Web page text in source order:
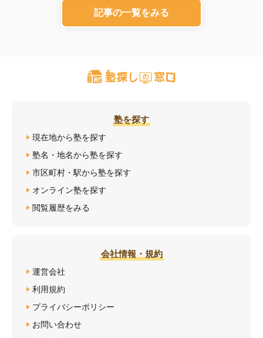
記事の一覧をみる
塾を探す
現在地から塾を探す
塾名・地名から塾を探す
市区町村・駅から塾を探す
オンライン塾を探す
閲覧履歴をみる
会社情報・規約
運営会社
利用規約
プライバシーポリシー
お問い合わせ